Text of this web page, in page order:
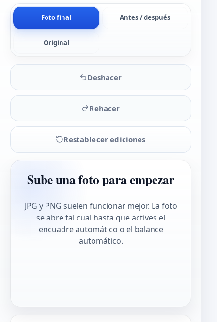
Foto final Antes / después
Original
Deshacer
Rehacer
Restablecer ediciones
Sube una foto para empezar
JPG y PNG suelen funcionar mejor. La foto
se abre tal cual hasta que actives el
encuadre automático o el balance
automático.